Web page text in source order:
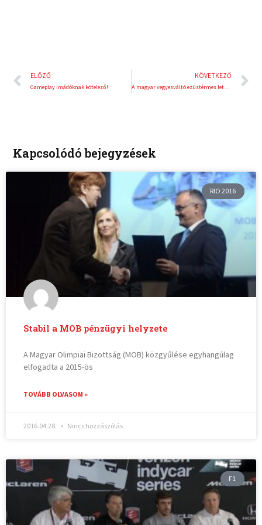
Előző
ELŐZŐ
Gameplay imádóknak kötelező!
KÖVETKEZŐ
A magyar vegyesváltó ezüstérmes lett a junior öttusa vb-n
Kapcsolódó bejegyzések
RIO 2016
Stabil a MOB pénzügyi helyzete
A Magyar Olimpiai Bizottság (MOB) közgyűlése egyhangúlag
elfogadta a 2015-ös
TOVÁBB OLVASOM »
2016.04.28. Nincs hozzászólás
F1